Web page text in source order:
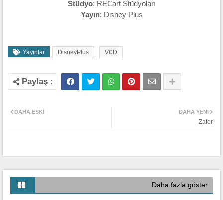
Stüdyo: RECart Stüdyoları
Yayın: Disney Plus
Yayınlar DisneyPlus VCD
DAHA YENI
Zafer
DAHA ESKI
Daha fazla göster